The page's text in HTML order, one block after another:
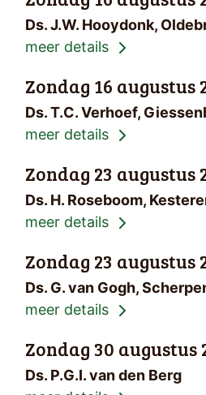
Ds. J.W. Hooydonk,
meer details
Zondag 16 augustus
Ds. T.C. Verhoef,
meer details
Zondag 23 augustus
Ds. H. Roseboom,
meer details
Zondag 23 augustus
Ds. G. van Gogh,
meer details
Zondag 30 augustus
Ds. P.G.I. van den Berg